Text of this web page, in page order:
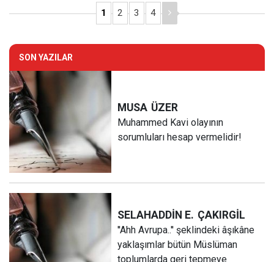
1 2 3 4
SON YAZILAR
MUSA ÜZER
Muhammed Kavi olayının
sorumluları hesap vermelidir!
SELAHADDİN E. ÇAKIRGİL
''Ahh Avrupa..'' şeklindeki âşıkâne
yaklaşımlar bütün Müslüman
toplumlarda geri tepmeye